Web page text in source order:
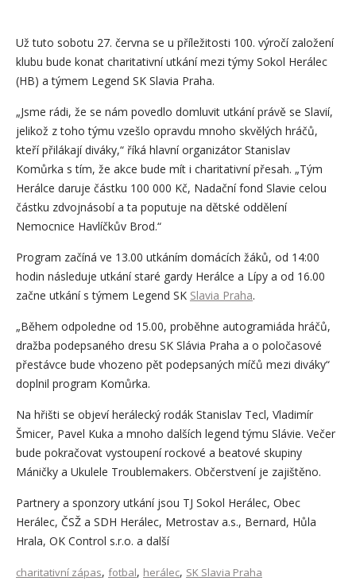
Už tuto sobotu 27. června se u příležitosti 100. výročí založení
klubu bude konat charitativní utkání mezi týmy Sokol Herálec
(HB) a týmem Legend SK Slavia Praha.
„Jsme rádi, že se nám povedlo domluvit utkání právě se Slavií,
jelikož z toho týmu vzešlo opravdu mnoho skvělých hráčů,
kteří přilákají diváky,“ říká hlavní organizátor Stanislav
Komůrka s tím, že akce bude mít i charitativní přesah. „Tým
Herálce daruje částku 100 000 Kč, Nadační fond Slavie celou
částku zdvojnásobí a ta poputuje na dětské oddělení
Nemocnice Havlíčkův Brod.“
Program začíná ve 13.00 utkáním domácích žáků, od 14:00
hodin následuje utkání staré gardy Herálce a Lípy a od 16.00
začne utkání s týmem Legend SK Slavia Praha.
„Během odpoledne od 15.00, proběhne autogramiáda hráčů,
dražba podepsaného dresu SK Slávia Praha a o poločasové
přestávce bude vhozeno pět podepsaných míčů mezi diváky“
doplnil program Komůrka.
Na hřišti se objeví herálecký rodák Stanislav Tecl, Vladimír
Šmicer, Pavel Kuka a mnoho dalších legend týmu Slávie. Večer
bude pokračovat vystoupení rockové a beatové skupiny
Máničky a Ukulele Troublemakers. Občerstvení je zajištěno.
Partnery a sponzory utkání jsou TJ Sokol Herálec, Obec
Herálec, ČSŽ a SDH Herálec, Metrostav a.s., Bernard, Hůla
Hrala, OK Control s.r.o. a další
charitativní zápas, fotbal, herálec, SK Slavia Praha